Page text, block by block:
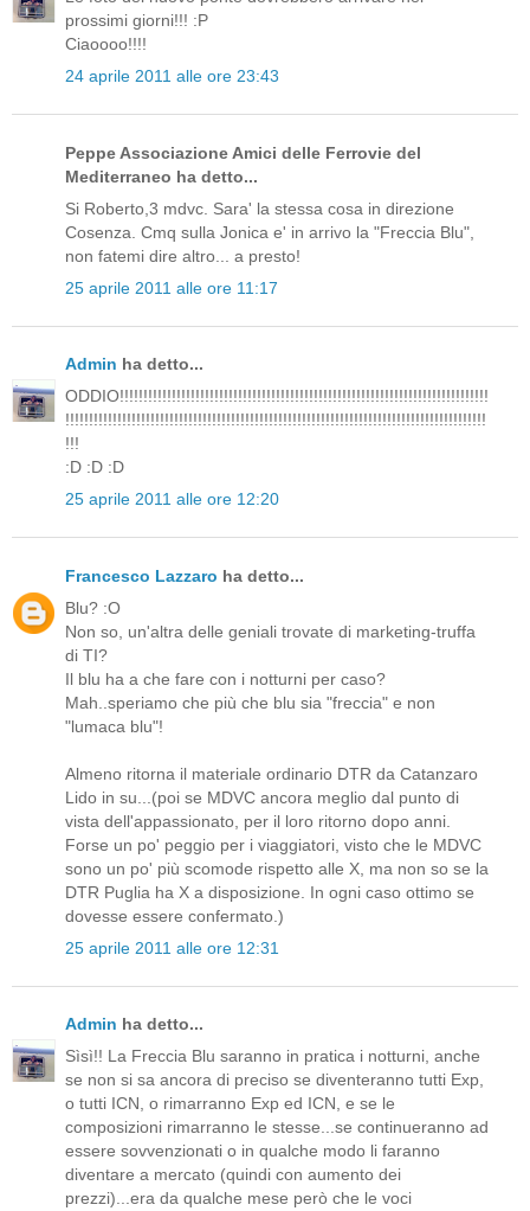
prossimi giorni!!! :P
Ciaoooo!!!!
24 aprile 2011 alle ore 23:43
Peppe Associazione Amici delle Ferrovie del
Mediterraneo ha detto...
Si Roberto,3 mdvc. Sara' la stessa cosa in direzione
Cosenza. Cmq sulla Jonica e' in arrivo la "Freccia Blu",
non fatemi dire altro... a presto!
25 aprile 2011 alle ore 11:17
Admin ha detto...
ODDIO!!!!!!!!!!!!!!!!!!!!!!!!!!!!!!!!!!!!!!!!!!!!!!!!!!!!!!!!!!!!!!!!!!!!!!!!!!!!!!
!!!!!!!!!!!!!!!!!!!!!!!!!!!!!!!!!!!!!!!!!!!!!!!!!!!!!!!!!!!!!!!!!!!!!!!!!!!!!!!!!!!!!!!!!
!!!
:D :D :D
25 aprile 2011 alle ore 12:20
Francesco Lazzaro ha detto...
Blu? :O
Non so, un'altra delle geniali trovate di marketing-truffa
di TI?
Il blu ha a che fare con i notturni per caso?
Mah..speriamo che più che blu sia "freccia" e non
"lumaca blu"!
Almeno ritorna il materiale ordinario DTR da Catanzaro
Lido in su...(poi se MDVC ancora meglio dal punto di
vista dell'appassionato, per il loro ritorno dopo anni.
Forse un po' peggio per i viaggiatori, visto che le MDVC
sono un po' più scomode rispetto alle X, ma non so se la
DTR Puglia ha X a disposizione. In ogni caso ottimo se
dovesse essere confermato.)
25 aprile 2011 alle ore 12:31
Admin ha detto...
Sìsì!! La Freccia Blu saranno in pratica i notturni, anche
se non si sa ancora di preciso se diventeranno tutti Exp,
o tutti ICN, o rimarranno Exp ed ICN, e se le
composizioni rimarranno le stesse...se continueranno ad
essere sovvenzionati o in qualche modo li faranno
diventare a mercato (quindi con aumento dei
prezzi)...era da qualche mese però che le voci